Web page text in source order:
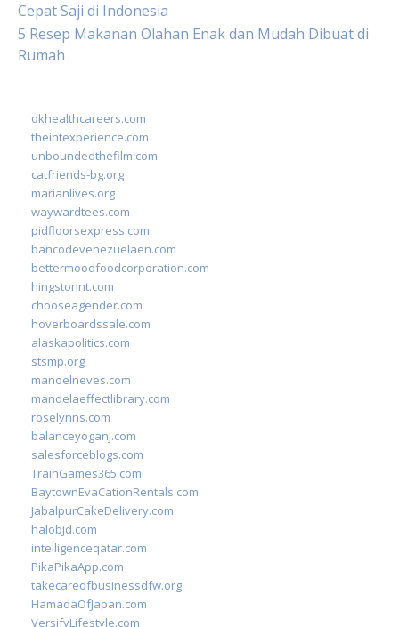
Cepat Saji di Indonesia
5 Resep Makanan Olahan Enak dan Mudah Dibuat di
Rumah
okhealthcareers.com
theintexperience.com
unboundedthefilm.com
catfriends-bg.org
marianlives.org
waywardtees.com
pidfloorsexpress.com
bancodevenezuelaen.com
bettermoodfoodcorporation.com
hingstonnt.com
chooseagender.com
hoverboardssale.com
alaskapolitics.com
stsmp.org
manoelneves.com
mandelaeffectlibrary.com
roselynns.com
balanceyoganj.com
salesforceblogs.com
TrainGames365.com
BaytownEvaCationRentals.com
JabalpurCakeDelivery.com
halobjd.com
intelligenceqatar.com
PikaPikaApp.com
takecareofbusinessdfw.org
HamadaOfJapan.com
VersifyLifestyle.com